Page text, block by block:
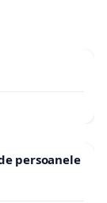
persoanele